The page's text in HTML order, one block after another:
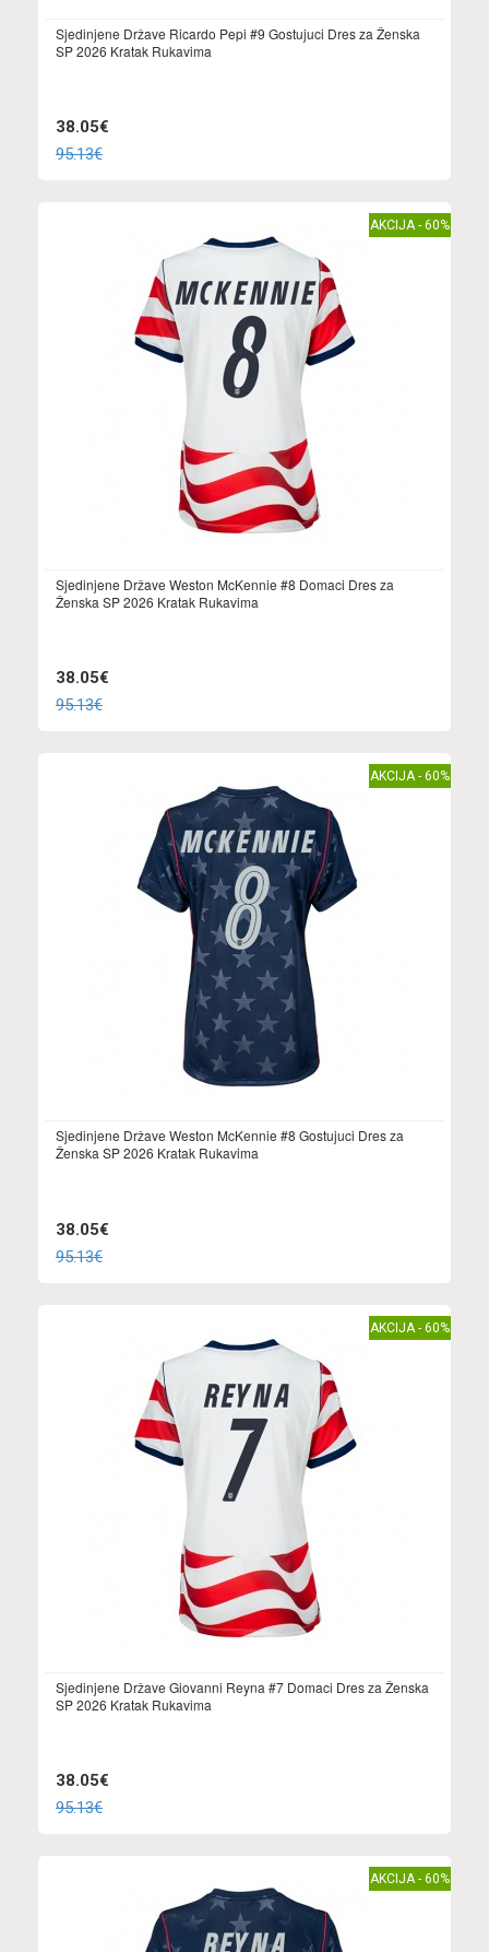
Sjedinjene Države Ricardo Pepi #9 Gostujuci Dres za Ženska
SP 2026 Kratak Rukavima
38.05€
95.13€
AKCIJA - 60%
Sjedinjene Države Weston McKennie #8 Domaci Dres za
Ženska SP 2026 Kratak Rukavima
38.05€
95.13€
AKCIJA - 60%
Sjedinjene Države Weston McKennie #8 Gostujuci Dres za
Ženska SP 2026 Kratak Rukavima
38.05€
95.13€
AKCIJA - 60%
Sjedinjene Države Giovanni Reyna #7 Domaci Dres za Ženska
SP 2026 Kratak Rukavima
38.05€
95.13€
AKCIJA - 60%